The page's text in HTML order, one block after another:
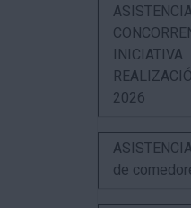
2026
de